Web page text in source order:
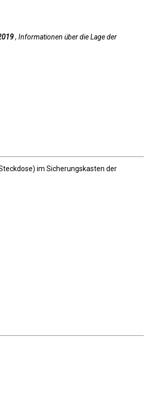
, Informationen über die Lage der
im Sicherungskasten der